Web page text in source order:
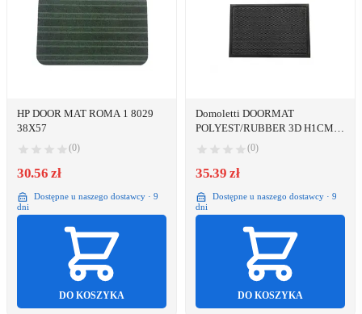
HP DOOR MAT ROMA 1 8029
38X57
(0)
30.56 zł
Dostępne u naszego dostawcy · 9
dni
DO KOSZYKA
Domoletti DOORMAT
POLYEST/RUBBER 3D H1CM
(0)
35.39 zł
Dostępne u naszego dostawcy · 9
dni
DO KOSZYKA